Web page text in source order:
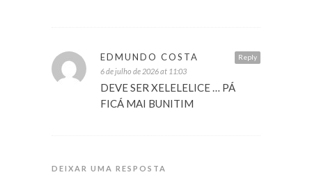
Reply
EDMUNDO COSTA
6 de julho de 2026 at 11:03
DEVE SER XELELELICE … PÁ
FICÁ MAI BUNITIM
DEIXAR UMA RESPOSTA